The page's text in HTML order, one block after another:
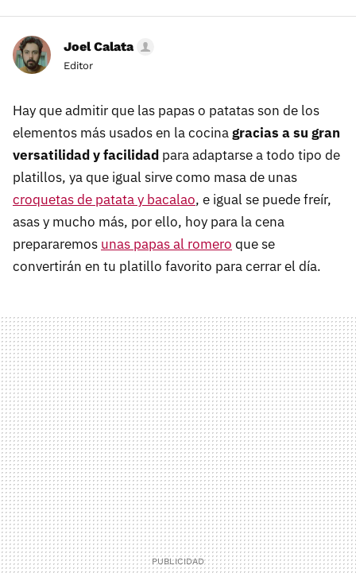
Joel Calata
Editor
Hay que admitir que las papas o patatas son de los
elementos más usados en la cocinagracias a su gran
versatilidad y facilidad para adaptarse a todo tipo de
platillos, ya que igual sirve como masa de unas
croquetas de patata y bacalao, e igual se puede freír,
asas y mucho más, por ello, hoy para la cena
prepararemos unas papas al romero que se
convertirán en tu platillo favorito para cerrar el día.